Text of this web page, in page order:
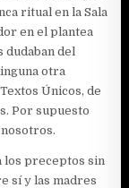
ritual en la Sala
en el plantea
del
otra
Únicos, de
Por supuesto
los preceptos sin
sí y las madres